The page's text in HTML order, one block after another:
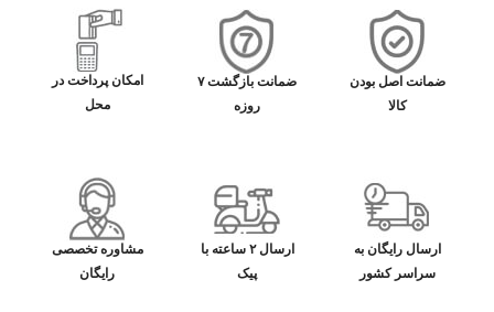
ضمانت اصل بودن
کالا
ضمانت بازگشت ۷
روزه
امکان پرداخت در
محل
ارسال رایگان به
سراسر کشور
ارسال ۲ ساعته با
پیک
مشاوره تخصصی
رایگان